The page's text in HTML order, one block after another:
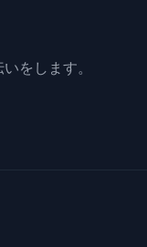
をします。